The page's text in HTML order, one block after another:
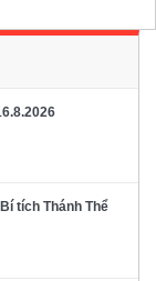
tích Thánh Thể